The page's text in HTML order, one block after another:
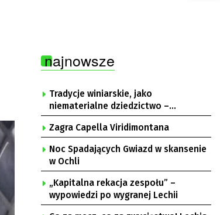
najnowsze
Tradycje winiarskie, jako
niematerialne dziedzictwo –
konsultacje i projekt
Zagra Capella Viridimontana
Noc Spadających Gwiazd w skansenie
w Ochli
„Kapitalna rekacja zespołu” –
wypowiedzi po wygranej Lechii